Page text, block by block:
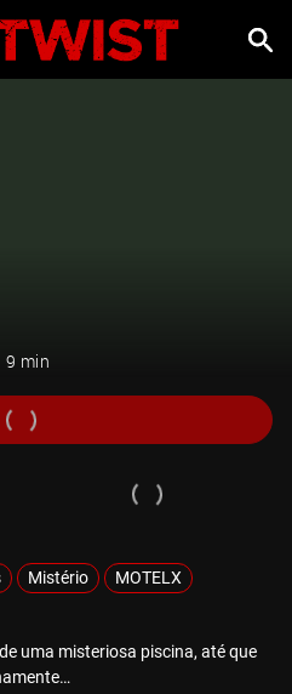
9 min
Mistério MOTELX
uma misteriosa piscina, até que